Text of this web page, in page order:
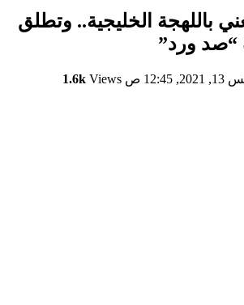
باللهجة الخليجية.. وتطلق
“صد ورد”
ص 1.6k Views